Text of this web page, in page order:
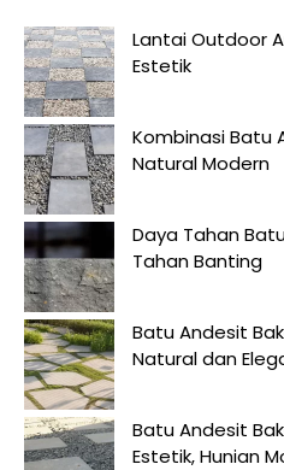
Lantai Outdoor
Estetik
Kombinasi Batu
Natural Modern
Daya Tahan
Tahan Banting
Batu Andesit
Natural dan
Batu Andesit
Estetik, Hunian